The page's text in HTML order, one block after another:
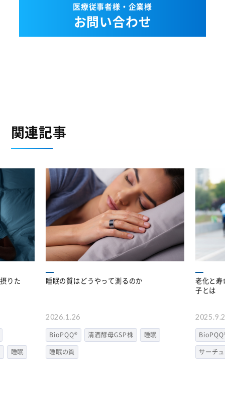
医療従事者様・企業様
お問い合わせ
関連記事
りた
睡眠
睡眠の質はどうやって測るのか
2026.1.26
BioPQQ® 清酒酵母GSP株
睡眠
睡眠の質
老化と寿
子とは
BioPQQ®
サーチュ